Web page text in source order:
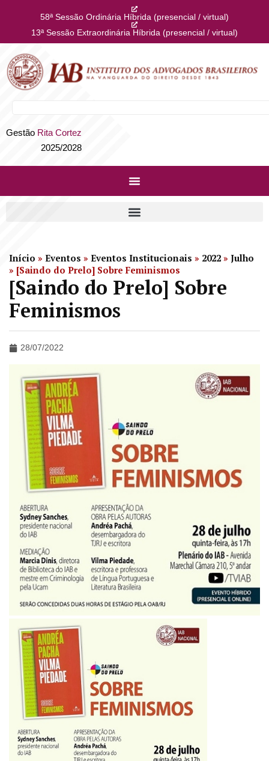
58ª Sessão Ordinária Híbrida (presencial / virtual)
13ª Sessão Extraordinária Híbrida (presencial / virtual)
Gestão Rita Cortez
2025/2028
Início » Eventos » Eventos Institucionais » 2022 » Julho
» [Saindo do Prelo] Sobre Feminismos
[Saindo do Prelo] Sobre
Feminismos
28/07/2022